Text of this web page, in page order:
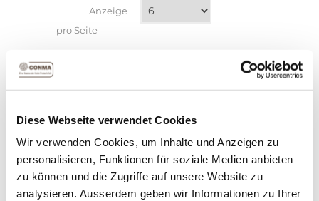
Diese Webseite verwendet Cookies
Wir verwenden Cookies, um Inhalte und Anzeigen zu
personalisieren, Funktionen für soziale Medien anbieten
zu können und die Zugriffe auf unsere Website zu
analysieren. Ausserdem geben wir Informationen zu Ihrer
Anzeige
pro Seite